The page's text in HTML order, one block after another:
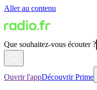
Aller au contenu
Que souhaitez-vous écouter ?
Ouvrir l'appDécouvrir Prime